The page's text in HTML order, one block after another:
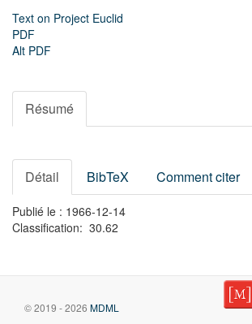
Text on Project Euclid
PDF
Alt PDF
Résumé
Détail BibTeX Comment citer
Publié le : 1966-12-14
Classification: 30.62
© 2019 - 2026 MDML